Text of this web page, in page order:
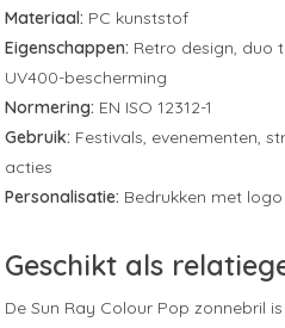
Materiaal: PC kunststof
Eigenschappen: Retro design, duo
UV400-bescherming
Normering: EN ISO 12312-1
Gebruik: Festivals, evenementen,
acties
Personalisatie: Bedrukken met
Geschikt als
De Sun Ray Colour Pop zonnebril